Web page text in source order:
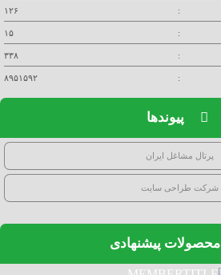
: ۱۲۶
: ۱۵
: ۳۳۸
: ۸۹۵۱۵۹۲
پیوندها
پرتال مشاغل ایران
شرکت طراحی سایت
محصولات پیشنهادی